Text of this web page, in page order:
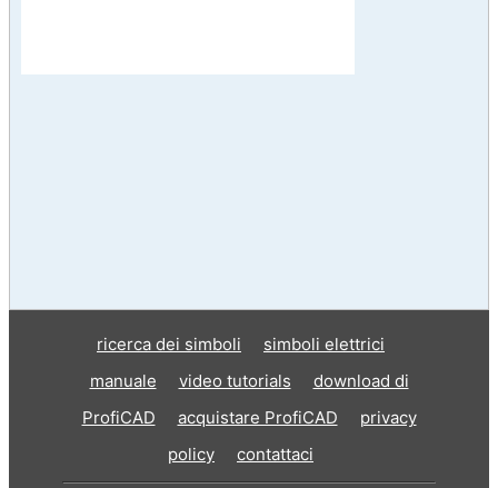
ricerca dei simboli
simboli elettrici
manuale
video tutorials
download di
ProfiCAD
acquistare ProfiCAD
privacy
policy
contattaci